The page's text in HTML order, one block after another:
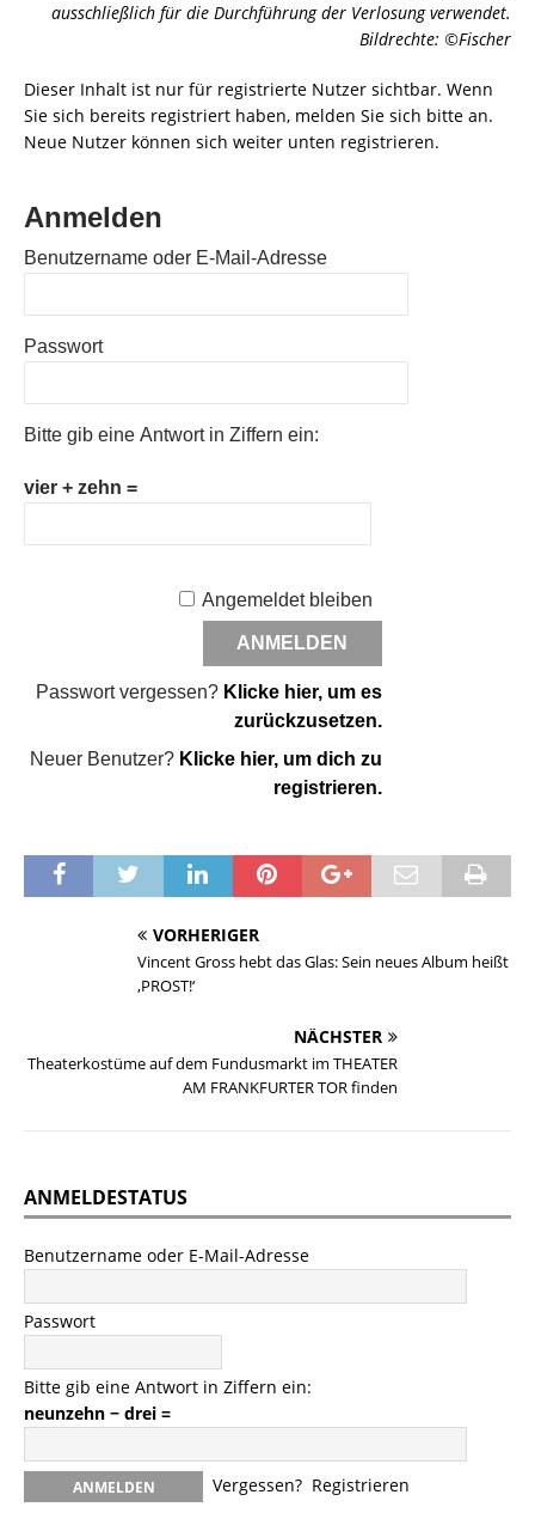
ausschließlich für die Durchführung der Verlosung verwendet.
Bildrechte: ©Fischer
Dieser Inhalt ist nur für registrierte Nutzer sichtbar. Wenn
Sie sich bereits registriert haben, melden Sie sich bitte an.
Neue Nutzer können sich weiter unten registrieren.
Anmelden
Benutzername oder E-Mail-Adresse
Passwort
Bitte gib eine Antwort in Ziffern ein:
vier + zehn =
Angemeldet bleiben
Passwort vergessen? Klicke hier, um es
zurückzusetzen.
Neuer Benutzer? Klicke hier, um dich zu
registrieren.
VORHERIGER
Vincent Gross hebt das Glas: Sein neues Album heißt
‚PROST!‘
NÄCHSTER
Theaterkostüme auf dem Fundusmarkt im THEATER
AM FRANKFURTER TOR finden
ANMELDESTATUS
Benutzername oder E-Mail-Adresse
Passwort
Bitte gib eine Antwort in Ziffern ein:
neunzehn − drei =
Vergessen? Registrieren